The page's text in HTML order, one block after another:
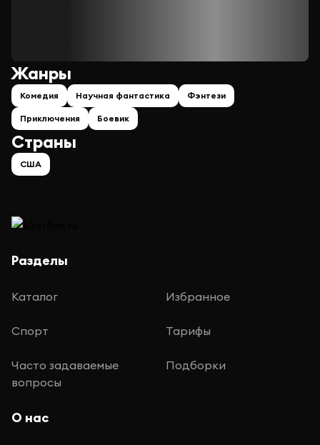
Страны
США
Жанры
Комедия Научная фантастика Фэнтези
Приключения Боевик
Разделы
Каталог Избранное
Спорт Тарифы
Часто задаваемые
вопросы
Подборки
О нас